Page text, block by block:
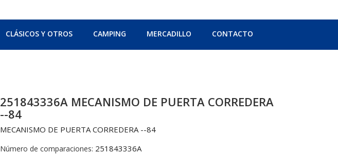
CLÁSICOS Y OTROS CAMPING MERCADILLO CONTACTO
251843336A MECANISMO DE PUERTA CORREDERA
--84
MECANISMO DE PUERTA CORREDERA --84
Número de comparaciones: 251843336A